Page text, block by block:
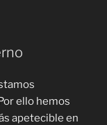
ello hemos
apetecible en